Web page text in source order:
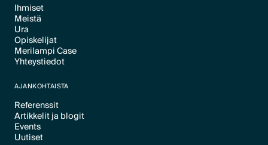
Ihmiset
Text Link
Meistä
Text Link
Ura
Text Link
Opiskelijat
Text Link
Merilampi Case
Text Link
Yhteystiedot
AJANKOHTAISTA
Referenssit
Text Link
Artikkelit ja blogit
Text Link
Events
Text Link
Uutiset